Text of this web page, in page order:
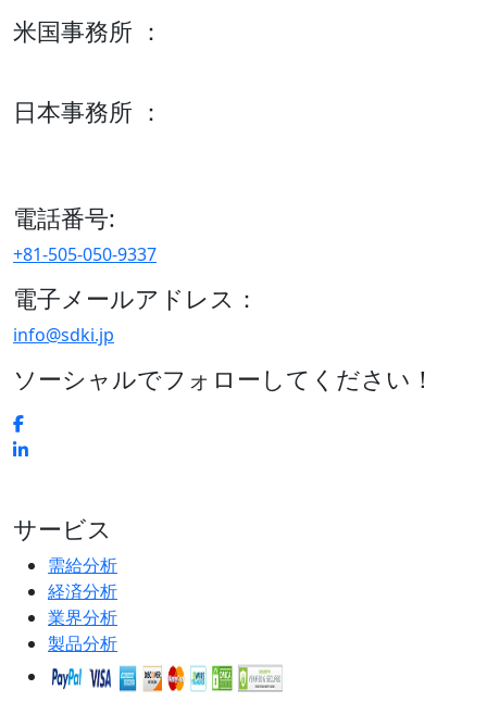
米国事務所 ：
日本事務所 ：
電話番号:
+81-505-050-9337
電子メールアドレス：
info@sdki.jp
ソーシャルでフォローしてください！
サービス
需給分析
経済分析
業界分析
製品分析